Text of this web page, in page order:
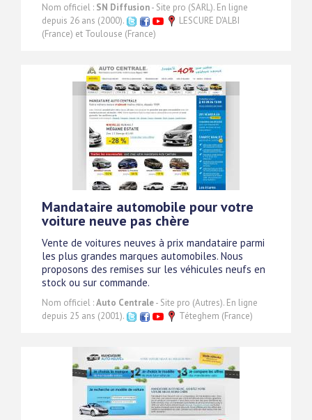
Nom officiel : SN Diffusion- Site pro (SARL). En ligne
depuis 26 ans (2000).
LESCURE D'ALBI
(France) et Toulouse (France)
Mandataire automobile pour votre
voiture neuve pas chère
Vente de voitures neuves à prix mandataire parmi
les plus grandes marques automobiles. Nous
proposons des remises sur les véhicules neufs en
stock ou sur commande.
Nom officiel :Auto Centrale- Site pro (Autres). En ligne
depuis 25 ans (2001).
Téteghem (France)